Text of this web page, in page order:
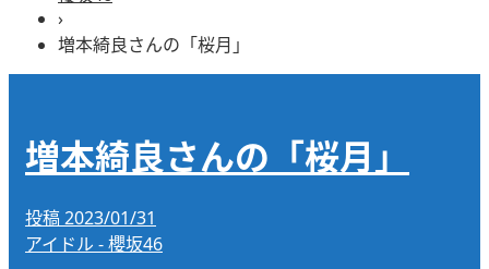
›
増本綺良さんの「桜月」
増本綺良さんの「桜月」
投稿 2023/01/31
アイドル - 櫻坂46